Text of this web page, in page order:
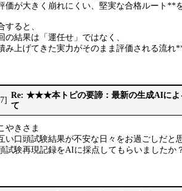
価が大きく崩れにくい、堅実な合格ルート**
すると、
の結果は「運任せ」ではなく、
み上げてきた実力がそのまま評価される流れ
Re: ★★★本トピの要諦：最新の生成AIによ
て
やきさま
い口頭試験結果が不安な日々をお過ごしだと
試験再現記録をAIに採点してもらいましたか